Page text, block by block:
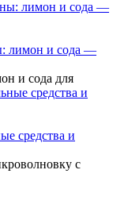
лимон и сода —
и сода для
средства и
с